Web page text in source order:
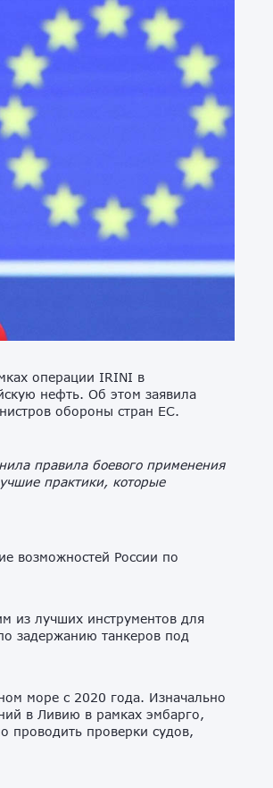
операции IRINI в
нефть. Об этом заявила
обороны стран ЕС.
правила боевого применения
практики, которые
возможностей России по
из лучших инструментов для
задержанию танкеров под
море с 2020 года. Изначально
в Ливию в рамках эмбарго,
проверки судов,